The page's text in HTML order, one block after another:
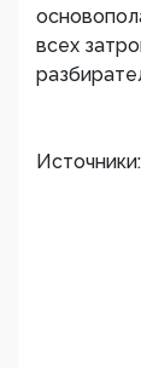
всех